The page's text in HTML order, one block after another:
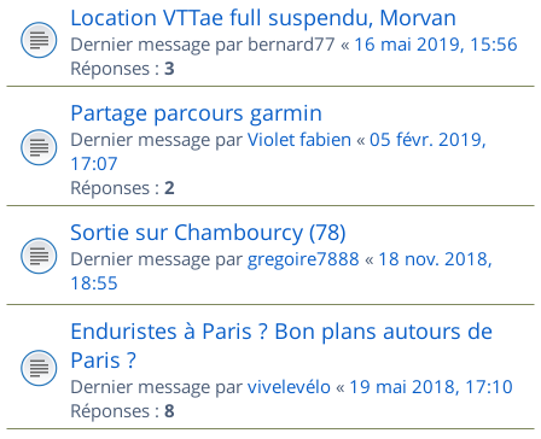
Location VTTae full suspendu, Morvan
Dernier message par bernard77 « 16 mai 2019, 15:56
Réponses : 3
Partage parcours garmin
Dernier message par Violet fabien « 05 févr. 2019,
17:07
Réponses : 2
Sortie sur Chambourcy (78)
Dernier message par gregoire7888 « 18 nov. 2018,
18:55
Enduristes à Paris ? Bon plans autours de
Paris ?
Dernier message par vivelevélo « 19 mai 2018, 17:10
Réponses : 8